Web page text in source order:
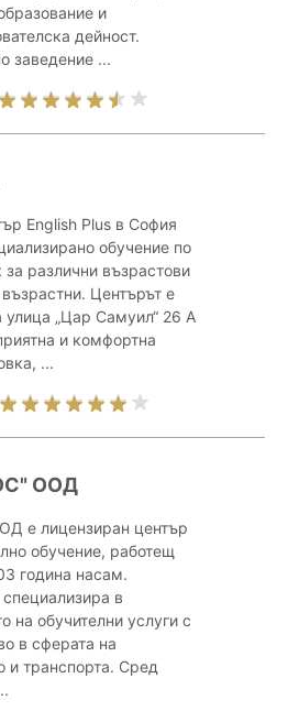
и
дейност.
заведение ...
English Plus в София
обучение по
за различни възрастови
Центърът е
улица „Цар Самуил“ 26 А
и комфортна
...
ООД
е лицензиран център
обучение, работещ
година насам.
в
на обучителни услуги с
в сферата на
и транспорта. Сред